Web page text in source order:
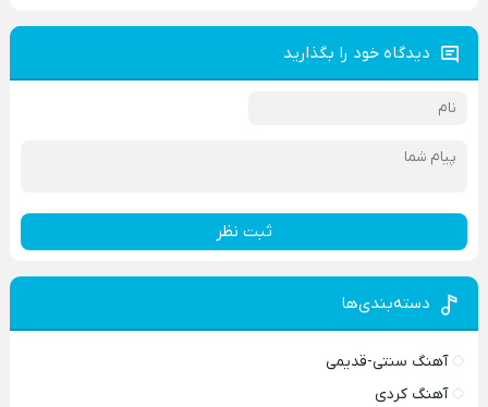
دیدگاه خود را بگذارید
ثبت نظر
دسته‌بندی‌ها
آهنگ سنتی-قدیمی
آهنگ کردی